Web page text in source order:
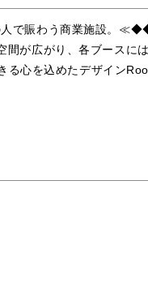
人で賑わう商業施設。
広がり、各ブースには
る心を込めたデザイン